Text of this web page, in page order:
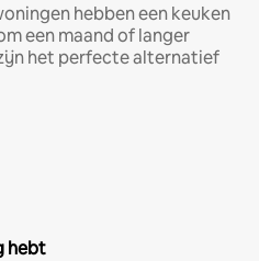
hebben een keuken
een maand of langer
het perfecte alternatief
hebt